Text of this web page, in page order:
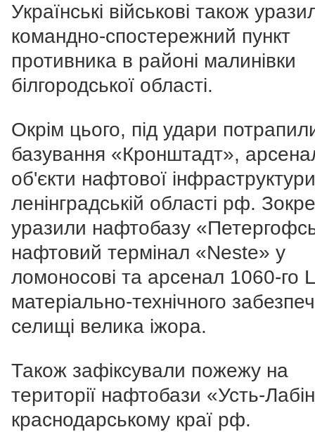
Українські військові також
командно-спостережний пункт
противника в районі малинівки
білгородської області.
Окрім цього, під удари
базування «Кронштадт»,
об'єкти нафтової
ленінградській області рф.
уразили нафтобазу
нафтовий термінал «Neste» у
ломоносові та арсенал 1060-го
матеріально-технічного
селищі велика іжора.
Також зафіксували пожежу на
території нафтобази «Усть-
краснодарському краї рф.